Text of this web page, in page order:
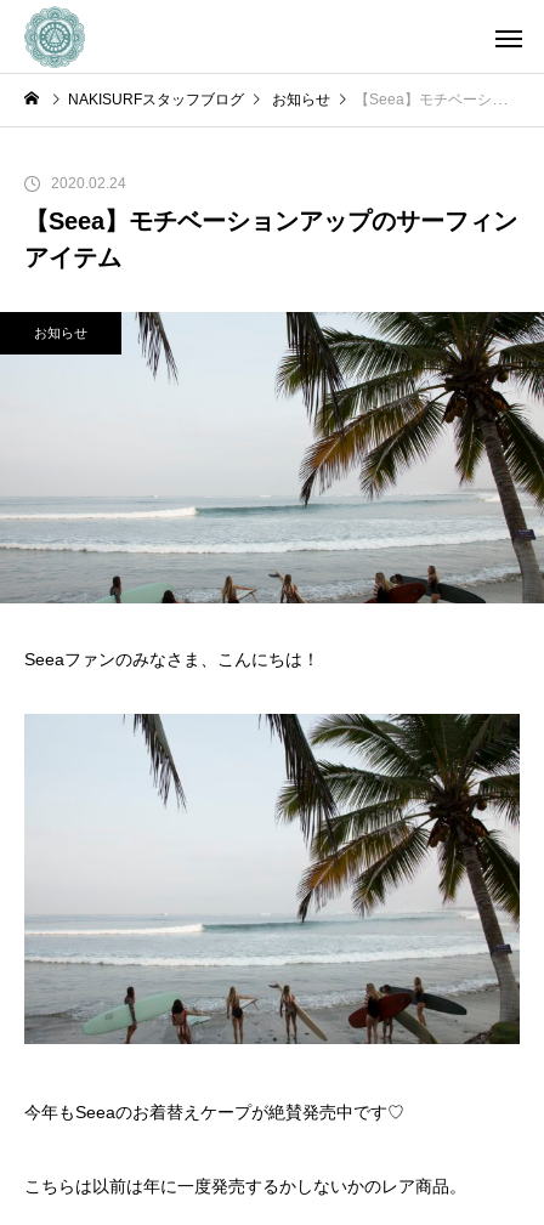
NAKISURFスタッフブログ お知らせ 【Seea】モチベーションアップのサーフィンアイテム
2020.02.24
【Seea】モチベーションアップのサーフィン
アイテム
お知らせ
Seeaファンのみなさま、こんにちは！
今年もSeeaのお着替えケープが絶賛発売中です♡
こちらは以前は年に一度発売するかしないかのレア商品。